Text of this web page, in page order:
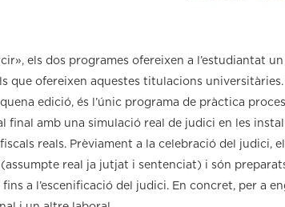
els dos programes ofereixen a l’estudiantat
que ofereixen aquestes titulacions
edició, és l’únic programa de pràctica
final amb una simulació real de judici en les
reals. Prèviament a la celebració del judici,
real ja jutjat i sentenciat) i són
a l’escenificació del judici. En concret, per a